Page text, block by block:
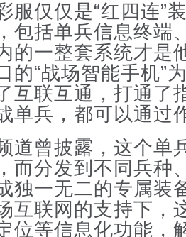
仅仅是“红四连”
包括单兵信息终端
的一整套系统才是
的“战场智能手机”
互联互通，打通了
单兵，都可以通过
曾披露，这个单
而分发到不同兵种
独一无二的专属装
互联网的支持下，
位等信息化功能，